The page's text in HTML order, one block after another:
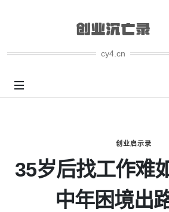
cy4.cn
创业启示录
35岁后找工作难
中年困境出